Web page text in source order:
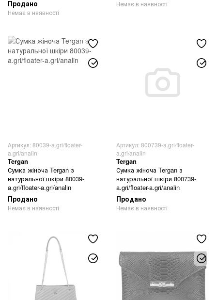
Продано
Немає в наявності
Немає в наявності
Артикул: 80039-a.gri/floater-
a.gri/analin
Tergan
Сумка жіноча Tergan з
натуральної шкіри 80039-
a.gri/floater-a.gri/analin
Продано
Немає в наявності
Артикул: 800739-a.gri/floater-
a.gri/analin
Tergan
Сумка жіноча Tergan з
натуральної шкіри 800739-
a.gri/floater-a.gri/analin
Продано
Немає в наявності